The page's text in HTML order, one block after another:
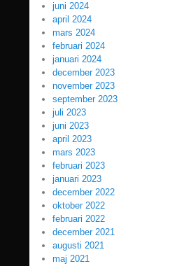
juni 2024
april 2024
mars 2024
februari 2024
januari 2024
december 2023
november 2023
september 2023
juli 2023
juni 2023
april 2023
mars 2023
februari 2023
januari 2023
december 2022
oktober 2022
februari 2022
december 2021
augusti 2021
maj 2021